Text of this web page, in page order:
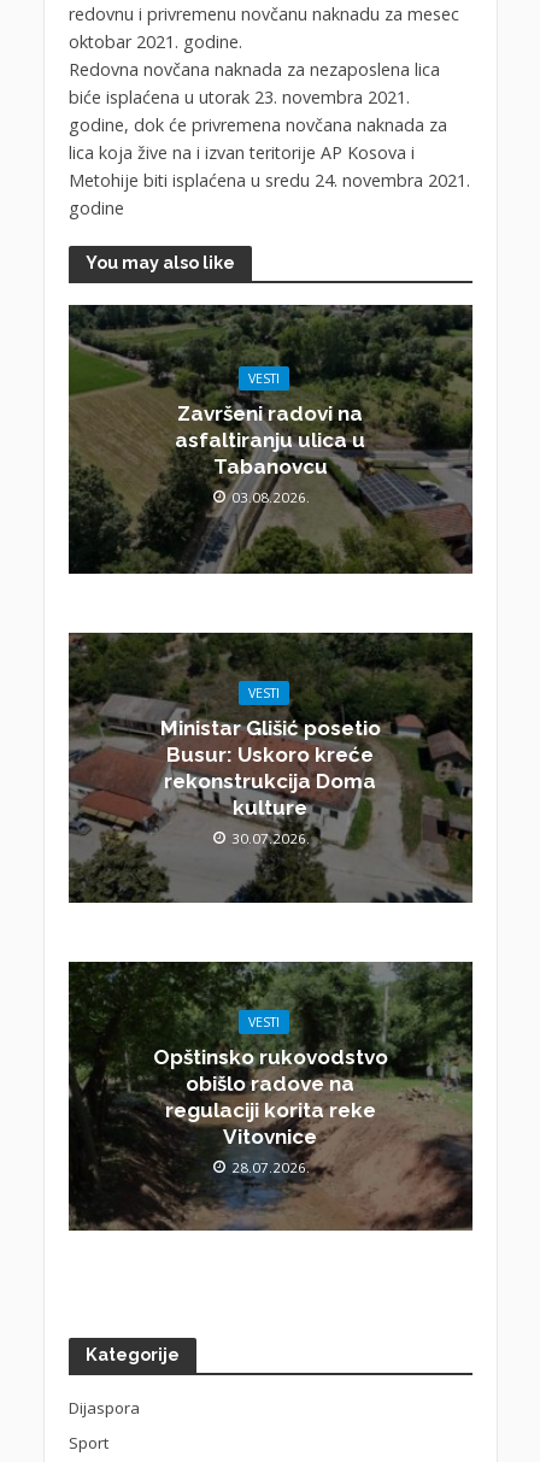
redovnu i privremenu novčanu naknadu za mesec
oktobar 2021. godine.
Redovna novčana naknada za nezaposlena lica
biće isplaćena u utorak 23. novembra 2021.
godine, dok će privremena novčana naknada za
lica koja žive na i izvan teritorije AP Kosova i
Metohije biti isplaćena u sredu 24. novembra 2021.
godine
You may also like
VESTI
Završeni radovi na
asfaltiranju ulica u
Tabanovcu
03.08.2026.
VESTI
Ministar Glišić posetio
Busur: Uskoro kreće
rekonstrukcija Doma
kulture
30.07.2026.
VESTI
Opštinsko rukovodstvo
obišlo radove na
regulaciji korita reke
Vitovnice
28.07.2026.
Kategorije
Dijaspora
Sport